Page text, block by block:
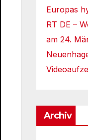
Europas
RT DE –
am 24.
Archiv